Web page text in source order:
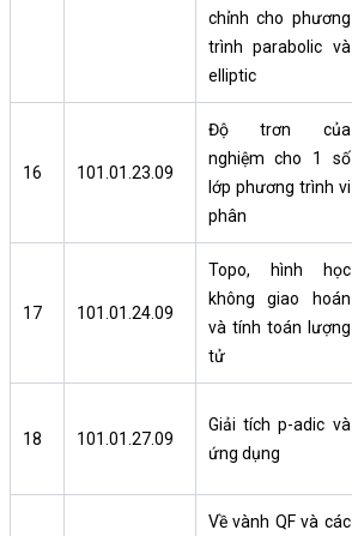
chỉnh cho phương
trình parabolic và
elliptic
16 101.01.23.09
Độ trơn của
nghiệm cho 1 số
lớp phương trình vi
phân
17 101.01.24.09
Topo, hình học
không giao hoán
và tính toán lượng
tử
18 101.01.27.09
Giải tích p-adic và
ứng dụng
Về vành QF và các